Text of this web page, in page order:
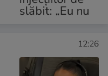
12:26